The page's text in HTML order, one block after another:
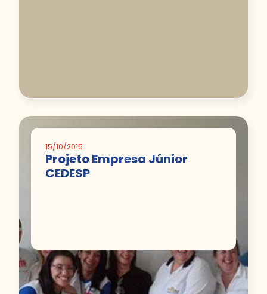
15/10/2015
Projeto Empresa Júnior
CEDESP